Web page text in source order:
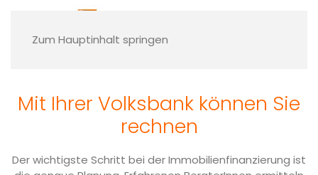
Zum Hauptinhalt springen
Bei unseren Kollegen der Volksbank Albstadt
Stange: Gemeinsam mit Ihnen erarbeiten die
kaufen oder modernisieren wollen, die
Volksbank Albstadt eG bietet Ihnen die
komplette Immobilienfinanzierung mit
in Ihrer Nähe.
Mit Ihrer Volksbank können Sie
rechnen
Der wichtigste Schritt bei der Immobilienfinanzierung ist